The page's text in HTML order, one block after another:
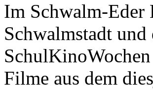
Im Schwalm-Eder
Schwalmstadt
Filme aus dem